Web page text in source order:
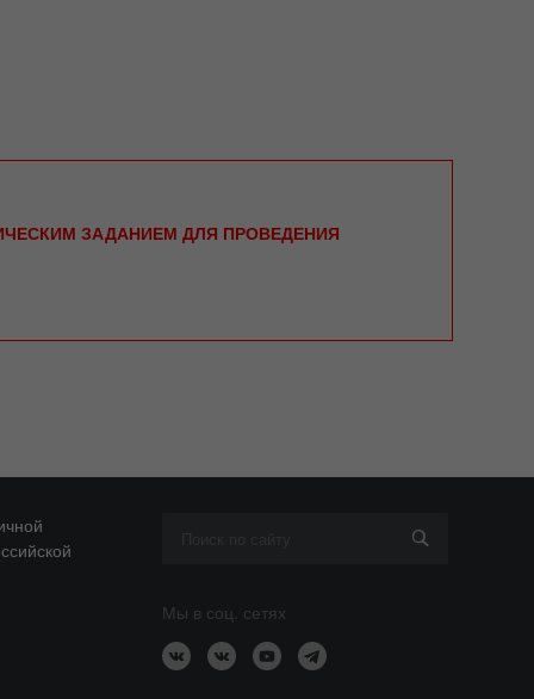
ЗАДАНИЕМ ДЛЯ ПРОВЕДЕНИЯ
Мы в соц. сетях